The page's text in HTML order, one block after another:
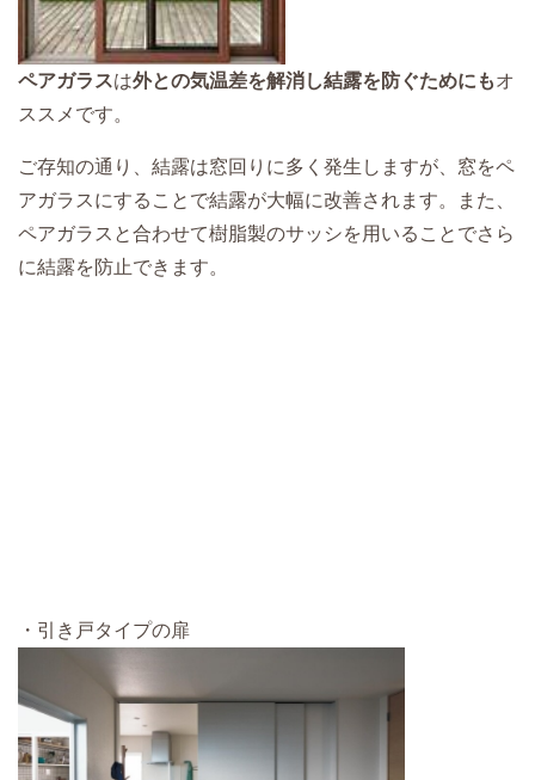
ペアガラスは外との気温差を解消し結露を防ぐためにもオ
ススメです。
ご存知の通り、結露は窓回りに多く発生しますが、窓をペ
アガラスにすることで結露が大幅に改善されます。また、
ペアガラスと合わせて樹脂製のサッシを用いることでさら
に結露を防止できます。
・引き戸タイプの扉